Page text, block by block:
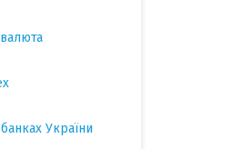
України